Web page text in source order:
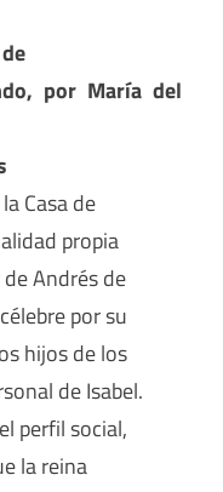
por María del
Casa de
propia
Andrés de
por su
hijos de los
de Isabel.
perfil social,
la reina